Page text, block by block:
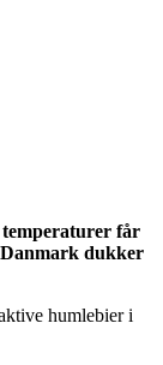
får
dukker
humlebier i